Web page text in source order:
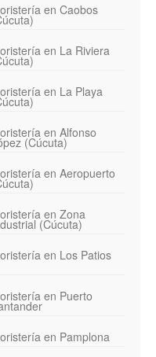
en Caobos
en La Riviera
en La Playa
en Alfonso
(Cúcuta)
en Aeropuerto
en Zona
(Cúcuta)
en Los Patios
en Puerto
en Pamplona